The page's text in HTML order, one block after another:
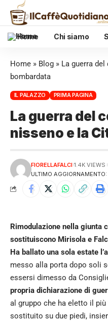
Home Chi siamo
Home » Blog » La guerra
bombardata
IL PALAZZO PRIMA PAGINA
La guerra del
nisseno e la
ULTIMO
FIORELLAFALCI 1.4K VIEWS
Rimodulazione nella giunta
sostituiscono Mirisola e
Ha ballato una sola estate
messo alla porta dopo soli
essersi dimesso da
propria dichiarazione di
al gruppo che ha eletto il
sostituito su due piedi,